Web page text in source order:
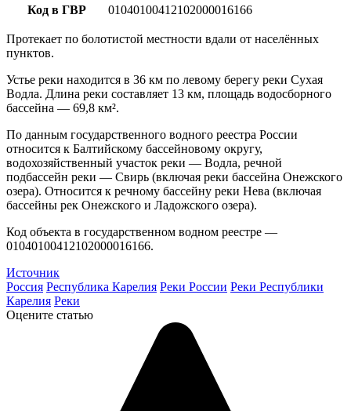
Код в ГВР
01040100412102000016166
Протекает по болотистой местности вдали от населённых
пунктов.
Устье реки находится в 36 км по левому берегу реки Сухая
Водла. Длина реки составляет 13 км, площадь водосборного
бассейна — 69,8 км².
По данным государственного водного реестра России
относится к Балтийскому бассейновому округу,
водохозяйственный участок реки — Водла, речной
подбассейн реки — Свирь (включая реки бассейна Онежского
озера). Относится к речному бассейну реки Нева (включая
бассейны рек Онежского и Ладожского озера).
Код объекта в государственном водном реестре —
01040100412102000016166.
Источник
Россия Республика Карелия Реки России Реки Республики
Карелия Реки
Оцените статью